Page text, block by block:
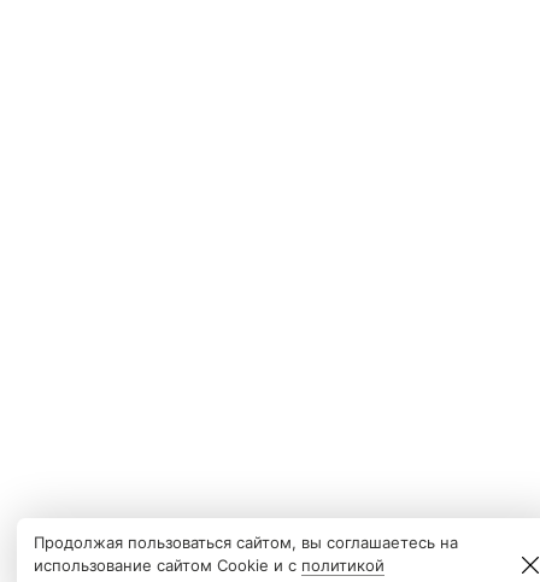
Продолжая пользоваться сайтом, вы соглашаетесь на
использование сайтом Cookie и с политикой